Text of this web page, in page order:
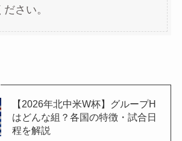
さい。
【2026年北中米W杯】グループH
はどんな組？各国の特徴・試合日
程を解説